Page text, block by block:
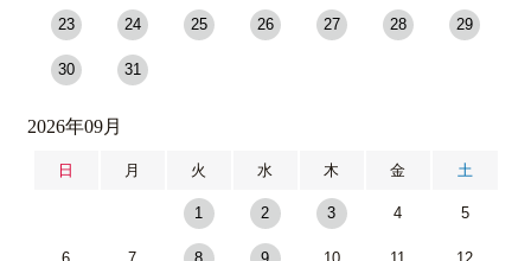
23 24 25 26 27 28 29
30 31
2026年09月
日 月 火 水 木 金 土
1 2 3 4 5